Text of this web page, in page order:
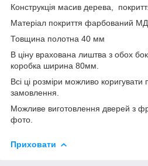
Конструкція масив дерева,
Матеріал покриття фарбований
Товщина полотна 40 мм
В ціну врахована лиштва з обох
коробка ширина 80мм.
Всі ці розміри можливо
замовлення.
Можливе виготовлення дверей з
фото.
Приховати